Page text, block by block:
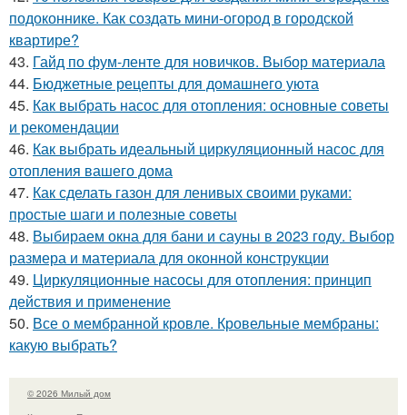
подоконнике. Как создать мини-огород в городской
квартире?
43. Гайд по фум-ленте для новичков. Выбор материала
44. Бюджетные рецепты для домашнего уюта
45. Как выбрать насос для отопления: основные советы
и рекомендации
46. Как выбрать идеальный циркуляционный насос для
отопления вашего дома
47. Как сделать газон для ленивых своими руками:
простые шаги и полезные советы
48. Выбираем окна для бани и сауны в 2023 году. Выбор
размера и материала для оконной конструкции
49. Циркуляционные насосы для отопления: принцип
действия и применение
50. Все о мембранной кровле. Кровельные мембраны:
какую выбрать?
© 2026 Милый дом